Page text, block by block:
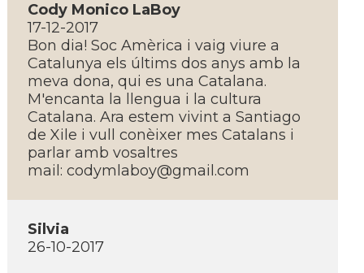
Cody Monico LaBoy
17-12-2017
Bon dia! Soc Amèrica i vaig viure a
Catalunya els últims dos anys amb la
meva dona, qui es una Catalana.
M'encanta la llengua i la cultura
Catalana. Ara estem vivint a Santiago
de Xile i vull conèixer mes Catalans i
parlar amb vosaltres
mail: codymlaboy@gmail.com
Silvia
26-10-2017